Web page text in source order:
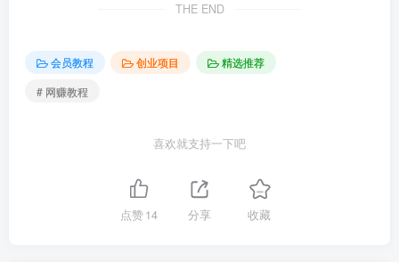
THE END
会员教程 创业项目
精选推荐
# 网赚教程
喜欢就支持一下吧
点赞14 分享 收藏